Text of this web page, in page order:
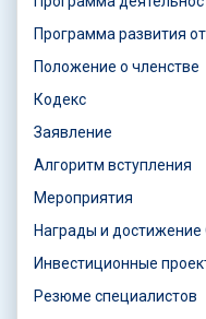
Программа развития
Положение о членстве
Кодекс
Заявление
Алгоритм вступления
Мероприятия
Награды и достижение
Инвестиционные
Резюме специалистов